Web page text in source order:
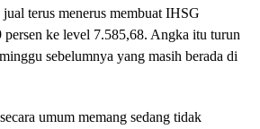
terus menerus membuat IHSG
persen ke level 7.585,68. Angka itu turun
sebelumnya yang masih berada di
secara umum memang sedang tidak